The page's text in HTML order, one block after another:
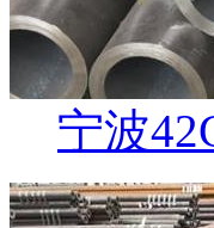
宁波